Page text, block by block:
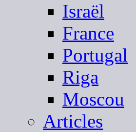
Israël
France
Portugal
Riga
Moscou
Articles